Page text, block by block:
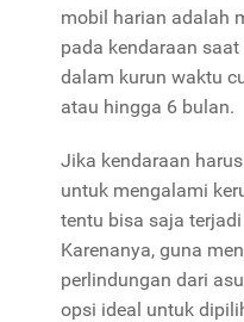
mobil harian adalah
pada kendaraan
dalam kurun waktu
atau hingga 6 bulan.
Jika kendaraan
untuk mengalami
tentu bisa saja
Karenanya, guna
perlindungan dari
opsi ideal untuk